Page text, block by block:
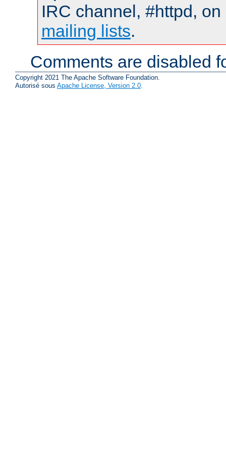
IRC channel, #httpd,
mailing lists.
Comments are disabled
Copyright 2021 The Apache Software Foundation.
Autorisé sous Apache License, Version 2.0